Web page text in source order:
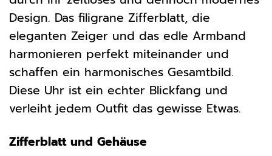
Design. Das filigrane Zifferblatt, die
eleganten Zeiger und das edle Armband
harmonieren perfekt miteinander und
schaffen ein harmonisches Gesamtbild.
Diese Uhr ist ein echter Blickfang und
verleiht jedem Outfit das gewisse Etwas.
Zifferblatt und Gehäuse